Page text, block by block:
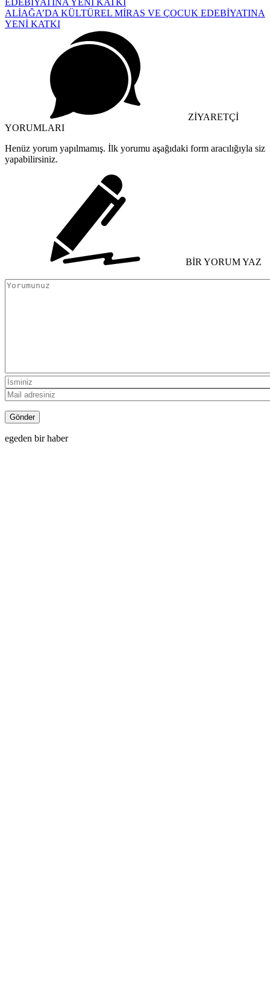
ALİAĞA’DA KÜLTÜREL MİRAS VE ÇOCUK EDEBİYATINA
YENİ KATKI
ZİYARETÇİ
YORUMLARI
Henüz yorum yapılmamış. İlk yorumu aşağıdaki form aracılığıyla siz
yapabilirsiniz.
BİR YORUM YAZ
egeden bir haber